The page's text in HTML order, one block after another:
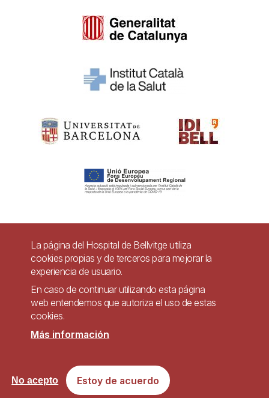
Pie
página
Contacto
Accesibilidad
Política de Privacidad de Sistemas de Videovigilancia
Sitio web accesible de conformidad con el Real Decreto 1112/2018, de 7 de
septiembre, sobre accesibilidad de los sitios web y aplicaciones para
dispositivos móviles del sector público.
La página del Hospital de Bellvitge utiliza
cookies propias y de terceros para mejorar la
experiencia de usuario.
En caso de continuar utilizando esta página
web entendemos que autoriza el uso de estas
cookies.
Más información
Estoy de acuerdo
No acepto